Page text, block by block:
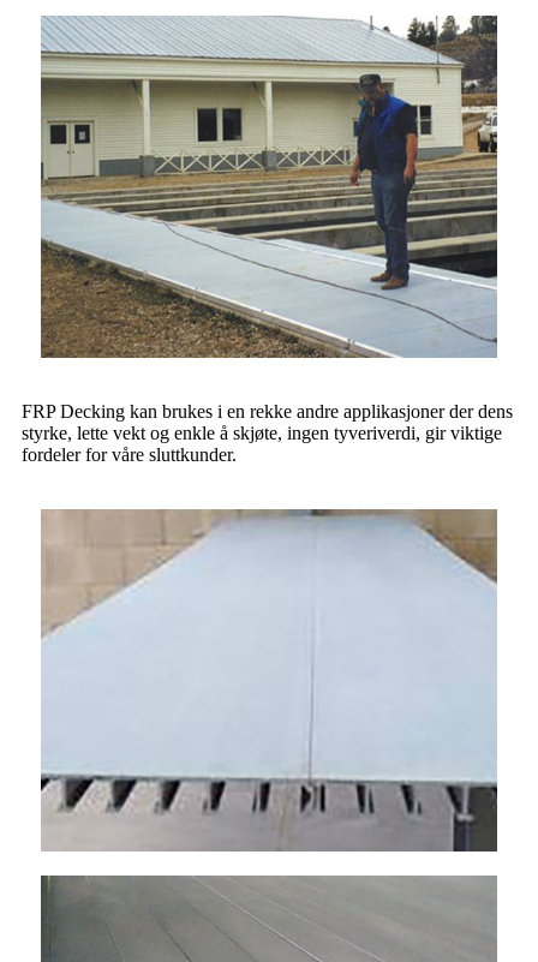
FRP Decking kan brukes i en rekke andre applikasjoner der dens
styrke, lette vekt og enkle å skjøte, ingen tyveriverdi, gir viktige
fordeler for våre sluttkunder.